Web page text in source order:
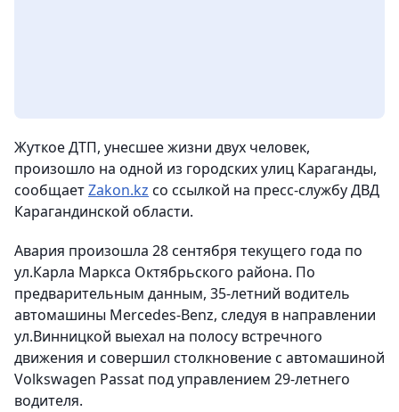
Жуткое ДТП, унесшее жизни двух человек,
произошло на одной из городских улиц Караганды,
сообщаетZakon.kz со ссылкой на пресс-службу ДВД
Карагандинской области.
Авария произошла 28 сентября текущего года по
ул.Карла Маркса Октябрьского района. По
предварительным данным, 35-летний водитель
автомашины Mercedes-Benz, следуя в направлении
ул.Винницкой выехал на полосу встречного
движения и совершил столкновение с автомашиной
Volkswagen Passat под управлением 29-летнего
водителя.